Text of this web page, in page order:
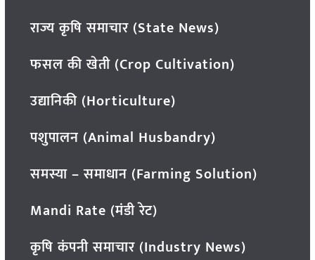
राज्य कृषि समाचार (State News)
फसल की खेती (Crop Cultivation)
उद्यानिकी (Horticulture)
पशुपालन (Animal Husbandry)
समस्या – समाधान (Farming Solution)
Mandi Rate (मंडी रेट)
कृषि कंपनी समाचार (Industry News)